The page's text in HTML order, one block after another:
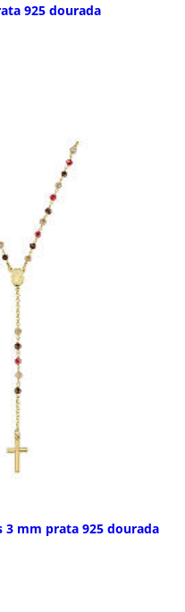
925 dourada
3 mm prata 925 dourada